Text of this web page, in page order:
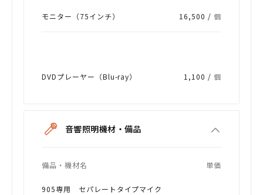
モニター（75インチ） 16,500 /個
DVDプレーヤー（Blu-ray） 1,100 /個
音響照明機材・備品
備品・機材名 単価
905専用 セパレートタイプマイク